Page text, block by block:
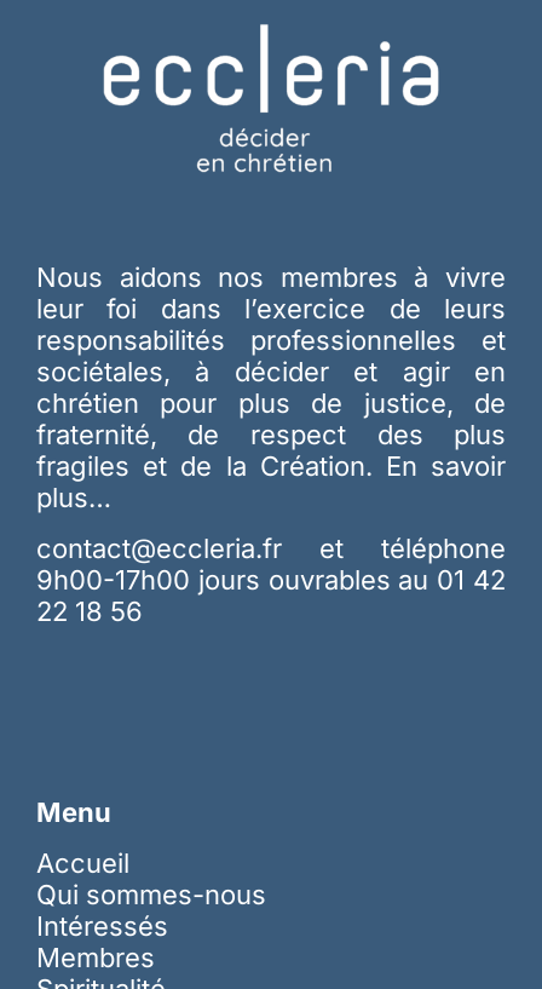
Nous aidons nos membres à vivre
leur foi dans l’exercice de leurs
responsabilités professionnelles et
sociétales, à décider et agir en
chrétien pour plus de justice, de
fraternité, de respect des plus
fragiles et de la Création. En savoir
plus…
contact@eccleria.fr et téléphone
9h00-17h00 jours ouvrables au 01 42
22 18 56
Menu
Accueil
Qui sommes-nous
Intéressés
Membres